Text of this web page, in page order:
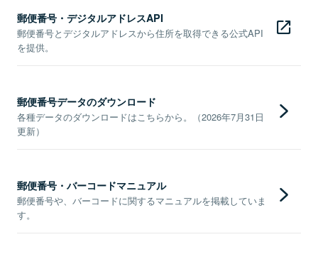
郵便番号・デジタルアドレスAPI
郵便番号とデジタルアドレスから住所を取得できる公式API
を提供。
郵便番号データのダウンロード
各種データのダウンロードはこちらから。（2026年7月31日
更新）
郵便番号・バーコードマニュアル
郵便番号や、バーコードに関するマニュアルを掲載していま
す。